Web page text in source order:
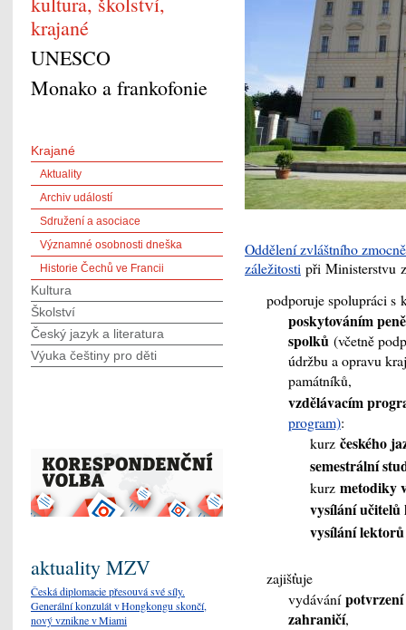
Oddělení zvláštního
záležitosti při Ministerstvu
podporuje spolupráci s
poskytováním
spolků (včetně
údržbu a opravu
památníků,
vzdělávacím
program):
kurz českého
semestrální
kurz metodiky
vysílání
vysílání lektorů
zajišťuje
vydávánípotvrzení
zahraničí,
krajané
UNESCO
Monako a frankofonie
Krajané
Aktuality
Archiv událostí
Sdružení a asociace
Významné osobnosti dneška
Historie Čechů ve Francii
Kultura
Školství
Český jazyk a literatura
Výuka češtiny pro děti
aktuality MZV
Česká diplomacie přesouvá své síly.
Generální konzulát v Hongkongu skončí,
nový vznikne v Miami